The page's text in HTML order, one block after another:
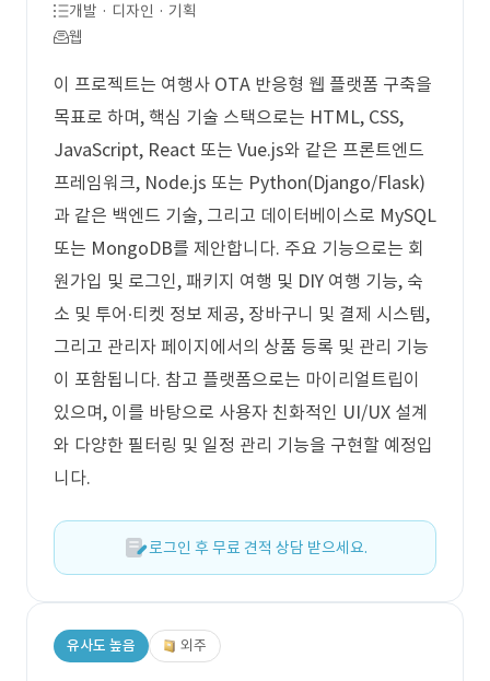
개발 · 디자인 · 기획
웹
이 프로젝트는 여행사 OTA 반응형 웹 플랫폼 구축을
목표로 하며, 핵심 기술 스택으로는 HTML, CSS,
JavaScript, React 또는 Vue.js와 같은 프론트엔드
프레임워크, Node.js 또는 Python(Django/Flask)
과 같은 백엔드 기술, 그리고 데이터베이스로 MySQL
또는 MongoDB를 제안합니다. 주요 기능으로는 회
원가입 및 로그인, 패키지 여행 및 DIY 여행 기능, 숙
소 및 투어∙티켓 정보 제공, 장바구니 및 결제 시스템,
그리고 관리자 페이지에서의 상품 등록 및 관리 기능
이 포함됩니다. 참고 플랫폼으로는 마이리얼트립이
있으며, 이를 바탕으로 사용자 친화적인 UI/UX 설계
와 다양한 필터링 및 일정 관리 기능을 구현할 예정입
니다.
로그인 후 무료 견적 상담 받으세요.
유사도 높음 외주